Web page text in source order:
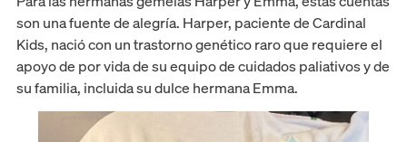
son una fuente de alegría. Harper, paciente de Cardinal
Kids, nació con un trastorno genético raro que requiere el
apoyo de por vida de su equipo de cuidados paliativos y de
su familia, incluida su dulce hermana Emma.